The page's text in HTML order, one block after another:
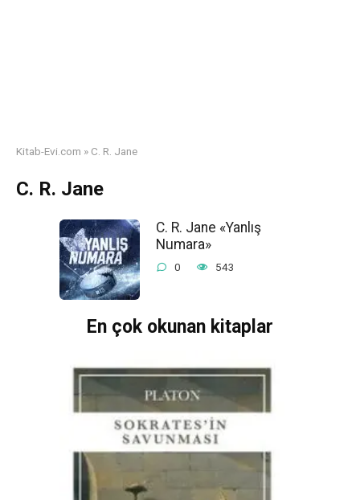
Kitab-Evi.com » C. R. Jane
C. R. Jane
C. R. Jane «Yanlış
Numara»
0 543
En çok okunan kitaplar